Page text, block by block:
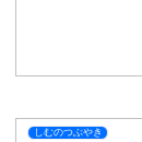
しむのつぶやき